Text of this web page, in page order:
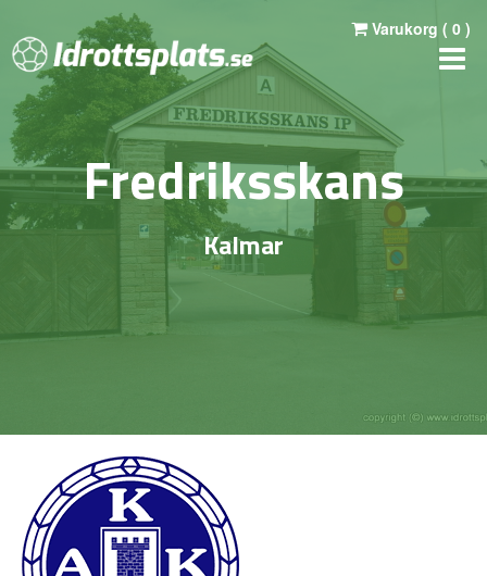
Varukorg ( 0 )
Fredriksskans
Kalmar